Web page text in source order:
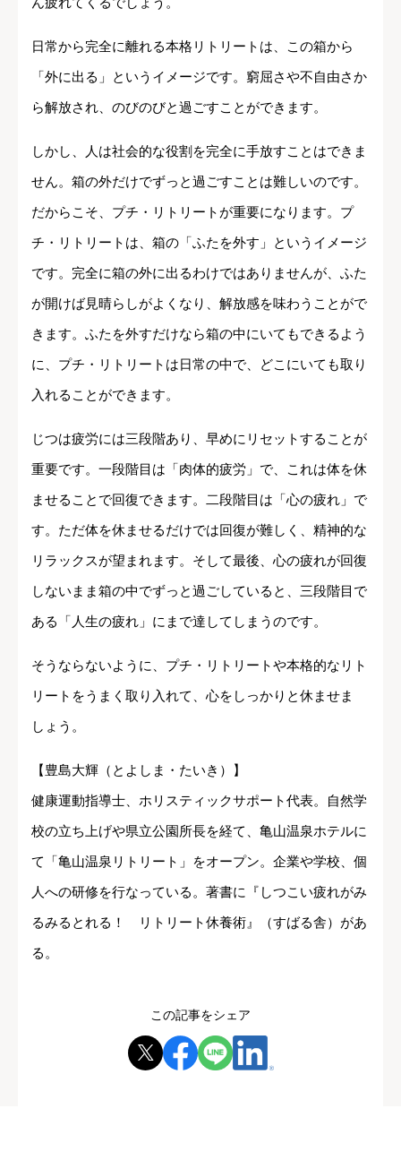
日常から完全に離れる本格リトリートは、この箱から
「外に出る」というイメージです。窮屈さや不自由さか
ら解放され、のびのびと過ごすことができます。
しかし、人は社会的な役割を完全に手放すことはできま
せん。箱の外だけでずっと過ごすことは難しいのです。
だからこそ、プチ・リトリートが重要になります。プ
チ・リトリートは、箱の「ふたを外す」というイメージ
です。完全に箱の外に出るわけではありませんが、ふた
が開けば見晴らしがよくなり、解放感を味わうことがで
きます。ふたを外すだけなら箱の中にいてもできるよう
に、プチ・リトリートは日常の中で、どこにいても取り
入れることができます。
じつは疲労には三段階あり、早めにリセットすることが
重要です。一段階目は「肉体的疲労」で、これは体を休
ませることで回復できます。二段階目は「心の疲れ」で
す。ただ体を休ませるだけでは回復が難しく、精神的な
リラックスが望まれます。そして最後、心の疲れが回復
しないまま箱の中でずっと過ごしていると、三段階目で
ある「人生の疲れ」にまで達してしまうのです。
そうならないように、プチ・リトリートや本格的なリト
リートをうまく取り入れて、心をしっかりと休ませま
しょう。
【豊島大輝（とよしま・たいき）】
健康運動指導士、ホリスティックサポート代表。自然学
校の立ち上げや県立公園所長を経て、亀山温泉ホテルに
て「亀山温泉リトリート」をオープン。企業や学校、個
人への研修を行なっている。著書に『しつこい疲れがみ
るみるとれる！ リトリート休養術』（すばる舎）があ
る。
この記事をシェア